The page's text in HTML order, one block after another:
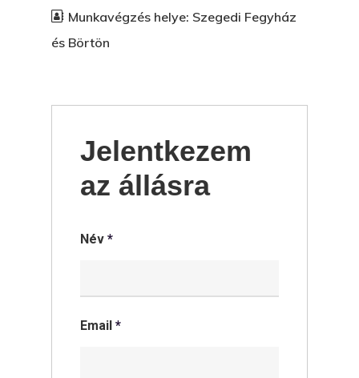
Munkavégzés helye: Szegedi Fegyház
és Börtön
Jelentkezem
az állásra
Név *
Email *